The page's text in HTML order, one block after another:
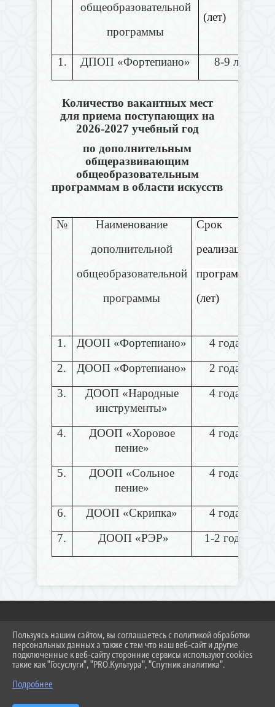
общеобразовательной
программы
(лет)
1. ДПОП «Фортепиано» 8-9 лет
Количество вакантных мест
для приема поступающих на
2026-2027 учебный год
по дополнительным
общеразвивающим
общеобразовательным
программам в области искусств
№
Наименование
дополнительной
общеобразовательной
программы
Срок
реализации
программы
(лет)
1. ДООП «Фортепиано»
4 года
2.
ДООП «Фортепиано»
2 года
3.
ДООП «Народные
инструменты»
4 года
4.
ДООП «Хоровое
пение»
4 года
5.
ДООП «Сольное
пение»
4 года
6. ДООП «Скрипка»
4 года
7.
ДООП «РЭР» 1-2 года
2026 Г. DMSH-MEDV.RU
ВХОД
КАРТА САЙТА
СДЕЛАНО НА KUBCMS
Пользуясь нашим сайтом, вы соглашаетесь с политикой обработки
персональных данных а также с тем что наш веб-сайт и другие
подключенные к веб-сайту сторонние сервисы используют cookies
такие как "Госуслуги", "PRO.Культура", "Спутник аналитика".
Подробнее